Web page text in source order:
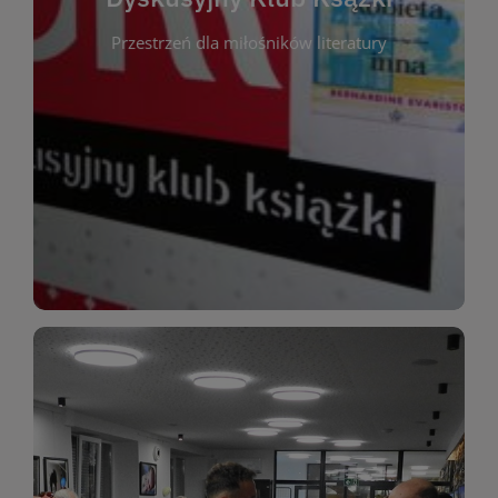
Przestrzeń dla miłośników literatury
Dyskusyjny Klub Ksążki
Dyskusyjny Klub Książki to przestrzeń dla
miłośników literatury, którzy lubią dzielić się
opiniami i emocjami po lekturze. Spotykamy się
regularnie, by rozmawiać o wybranych tytułach z
różnych gatunków literackich. Każde spotkanie to
okazja do inspirującej dyskusji, wymiany
miłośników estetycznych doznań!
WIĘCEJ